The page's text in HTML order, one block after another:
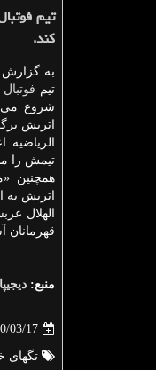
تیم
کند.
به گزارش
تیم فوتبال
شروع می
اتریش
تیمش را
همچنین
اتریش به
الهلال
قهرمانان
منبع: دیجیپا
03/17
تگهای